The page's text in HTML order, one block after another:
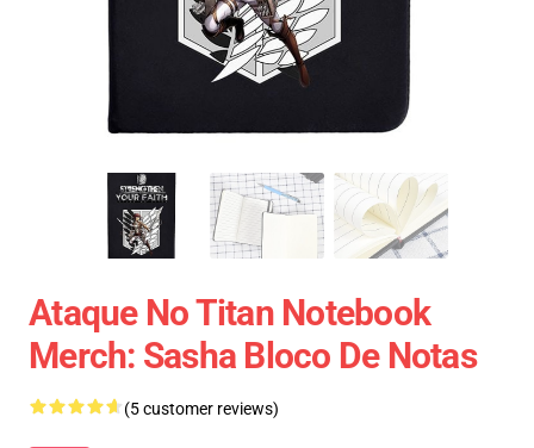
Ataque No Titan Notebook
Merch: Sasha Bloco De Notas
(5 customer reviews)